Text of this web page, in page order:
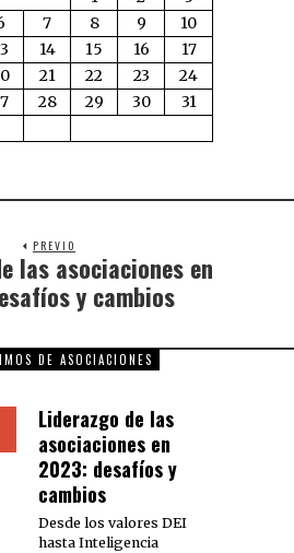
7 8 9
10
14 15 16
17
21 22 23
24
28 29 30 31
PREVIO
las asociaciones en
y cambios
DE ASOCIACIONES
Liderazgo de las
asociaciones en
2023: desafíos y
cambios
Desde los valores DEI
hasta Inteligencia